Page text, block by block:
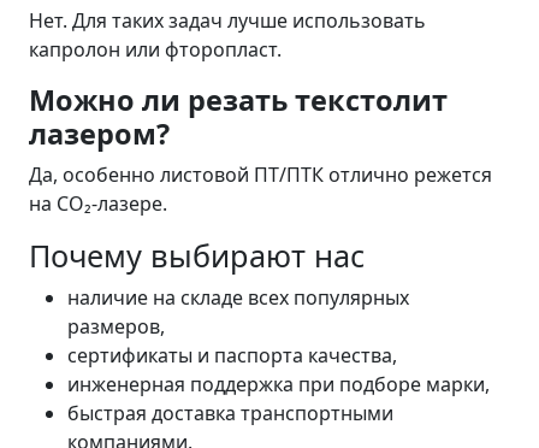
Нет. Для таких задач лучше использовать
капролон или фторопласт.
Можно ли резать текстолит
лазером?
Да, особенно листовой ПТ/ПТК отлично режется
на CO₂-лазере.
Почему выбирают нас
наличие на складе всех популярных
размеров,
сертификаты и паспорта качества,
инженерная поддержка при подборе марки,
быстрая доставка транспортными
компаниями.